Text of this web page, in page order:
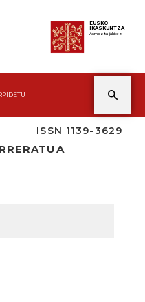
EUSKO
IKASKUNTZA
Asmoz ta jakitez
ISSN 1139-3629